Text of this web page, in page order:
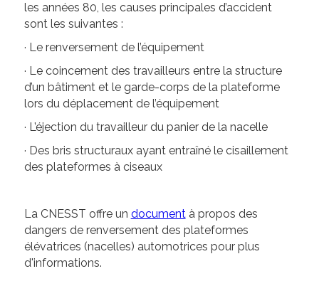
les années 80, les causes principales d’accident
sont les suivantes :
· Le renversement de l’équipement
· Le coincement des travailleurs entre la structure
d’un bâtiment et le garde-corps de la plateforme
lors du déplacement de l’équipement
· L’éjection du travailleur du panier de la nacelle
· Des bris structuraux ayant entraîné le cisaillement
des plateformes à ciseaux
La CNESST offre un documentà propos des
dangers de renversement des plateformes
élévatrices (nacelles) automotrices pour plus
d'informations.